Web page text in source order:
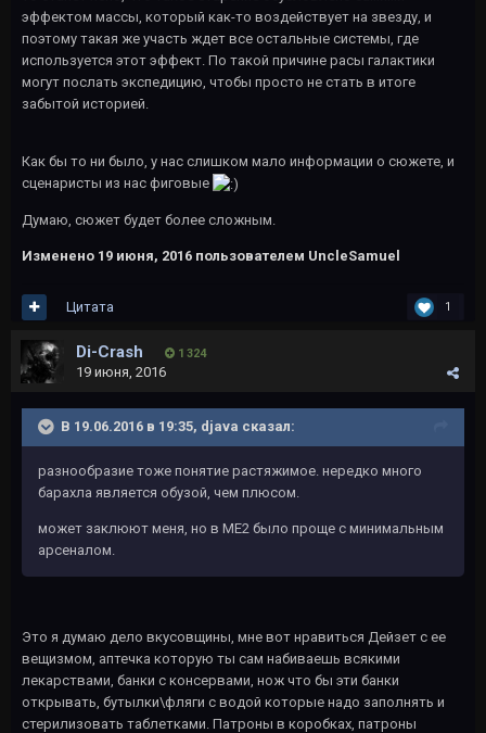
эффектом массы, который как-то воздействует на звезду, и
поэтому такая же участь ждет все остальные системы, где
используется этот эффект. По такой причине расы галактики
могут послать экспедицию, чтобы просто не стать в итоге
забытой историей.
Как бы то ни было, у нас слишком мало информации о сюжете, и
сценаристы из нас фиговые
Думаю, сюжет будет более сложным.
Изменено 19 июня, 2016 пользователем UncleSamuel
1
Цитата
Di-Crash 1 324
19 июня, 2016
В 19.06.2016 в 19:35, djava сказал:
разнообразие тоже понятие растяжимое. нередко много
барахла является обузой, чем плюсом.
может заклюют меня, но в МЕ2 было проще с минимальным
арсеналом.
Это я думаю дело вкусовщины, мне вот нравиться Дейзет с ее
вещизмом, аптечка которую ты сам набиваешь всякими
лекарствами, банки с консервами, нож что бы эти банки
открывать, бутылки\фляги с водой которые надо заполнять и
стерилизовать таблетками. Патроны в коробках, патроны